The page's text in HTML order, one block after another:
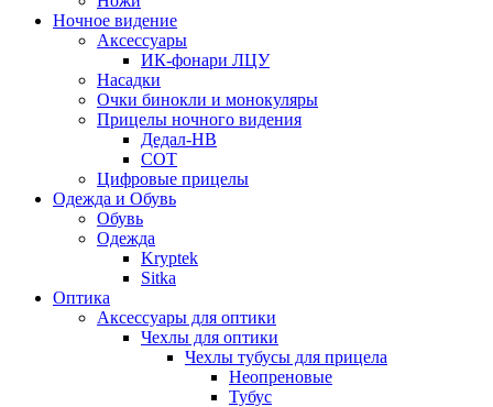
Ночное видение
Аксессуары
ИК-фонари ЛЦУ
Насадки
Очки бинокли и монокуляры
Прицелы ночного видения
Дедал-НВ
СОТ
Цифровые прицелы
Одежда и Обувь
Обувь
Одежда
Kryptek
Sitka
Оптика
Аксессуары для оптики
Чехлы для оптики
Чехлы тубусы для прицела
Неопреновые
Тубус